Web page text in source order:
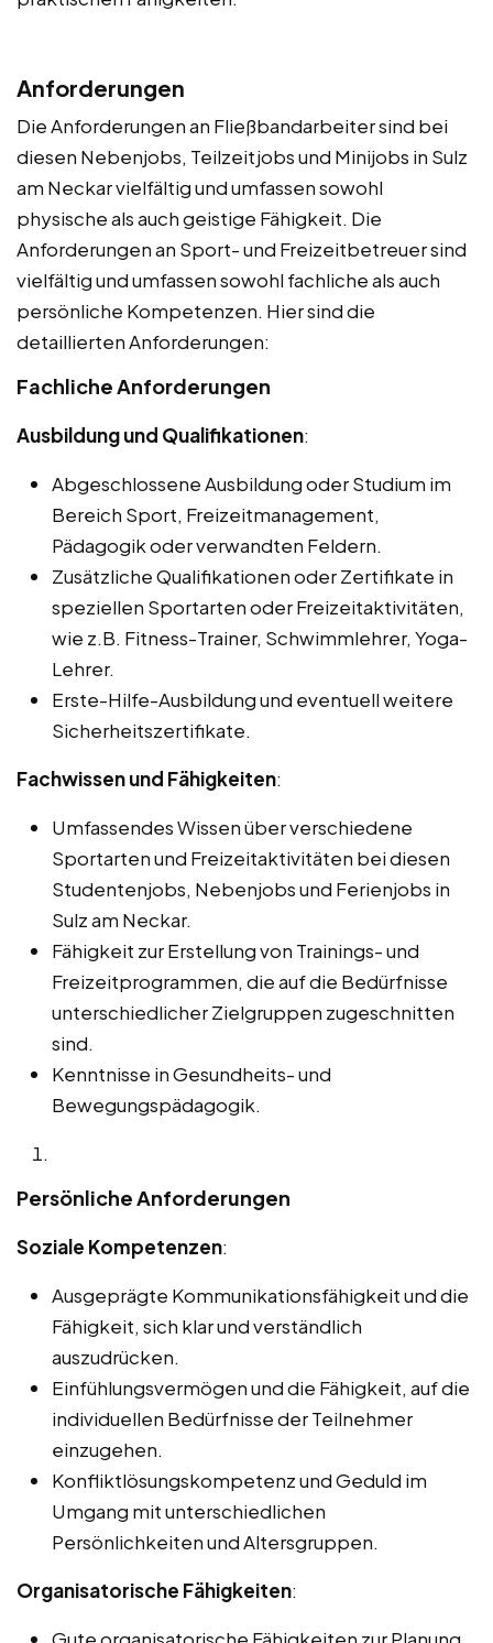
Anforderungen
Die Anforderungen an Fließbandarbeiter sind bei
diesen Nebenjobs, Teilzeitjobs und Minijobs in Sulz
am Neckar vielfältig und umfassen sowohl
physische als auch geistige Fähigkeit. Die
Anforderungen an Sport- und Freizeitbetreuer sind
vielfältig und umfassen sowohl fachliche als auch
persönliche Kompetenzen. Hier sind die
detaillierten Anforderungen:
Fachliche Anforderungen
Ausbildung und Qualifikationen:
Abgeschlossene Ausbildung oder Studium im
Bereich Sport, Freizeitmanagement,
Pädagogik oder verwandten Feldern.
Zusätzliche Qualifikationen oder Zertifikate in
speziellen Sportarten oder Freizeitaktivitäten,
wie z.B. Fitness-Trainer, Schwimmlehrer, Yoga-
Lehrer.
Erste-Hilfe-Ausbildung und eventuell weitere
Sicherheitszertifikate.
Fachwissen und Fähigkeiten:
Umfassendes Wissen über verschiedene
Sportarten und Freizeitaktivitäten bei diesen
Studentenjobs, Nebenjobs und Ferienjobs in
Sulz am Neckar.
Fähigkeit zur Erstellung von Trainings- und
Freizeitprogrammen, die auf die Bedürfnisse
unterschiedlicher Zielgruppen zugeschnitten
sind.
Kenntnisse in Gesundheits- und
Bewegungspädagogik.
Persönliche Anforderungen
Soziale Kompetenzen:
Ausgeprägte Kommunikationsfähigkeit und die
Fähigkeit, sich klar und verständlich
auszudrücken.
Einfühlungsvermögen und die Fähigkeit, auf die
individuellen Bedürfnisse der Teilnehmer
einzugehen.
Konfliktlösungskompetenz und Geduld im
Umgang mit unterschiedlichen
Persönlichkeiten und Altersgruppen.
Organisatorische Fähigkeiten: